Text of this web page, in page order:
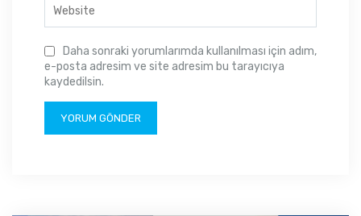
Daha sonraki yorumlarımda kullanılması için adım,
e-posta adresim ve site adresim bu tarayıcıya
kaydedilsin.